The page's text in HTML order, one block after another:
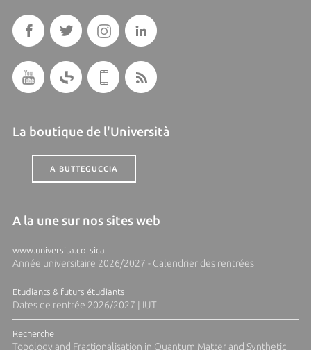
La boutique de l'Università
A BUTTEGUCCIA
A la une sur nos sites web
www.universita.corsica
Année universitaire 2026/2027 - Calendrier des rentrées
Etudiants & futurs étudiants
Dates de rentrée 2026/2027 | IUT
Recherche
Topology and Fractionalisation in Quantum Matter and Synthetic